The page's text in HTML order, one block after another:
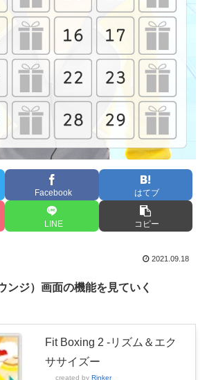
Facebook はてブ
LINE コピー
2021.09.18
ンジ）画面の機能を見ていく
Fit Boxing 2 -リズム＆エク
ササイズー
created by Rinker